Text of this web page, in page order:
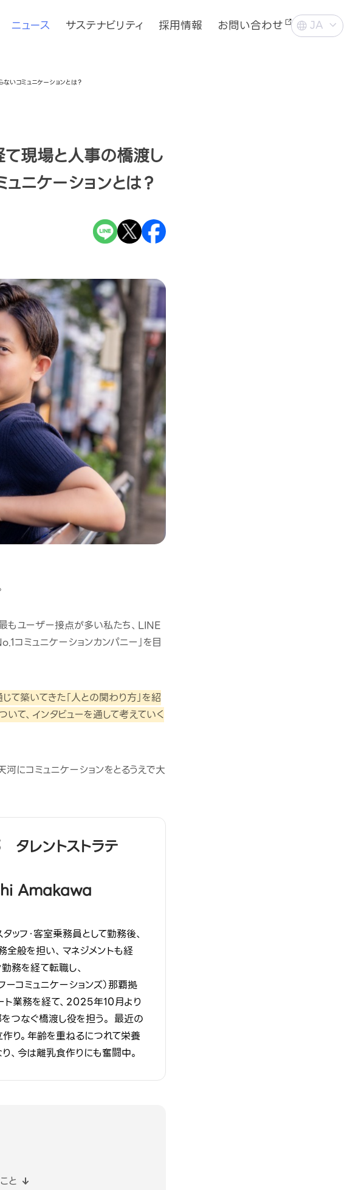
ニュース サステナビリティ 採用情報 お問い合わせ
いコミュニケーションとは？
現場と人事の橋渡し
ニケーションとは？
もユーザー接点が多い私たち、LINE
コミュニケーションカンパニー」を目
て築いてきた「人との関わり方」を紹
て、インタビューを通して考えていく
にコミュニケーションをとるうえで大
レントストラテ
Amakawa
ッフ・客室乗務員として勤務後、
般を担い、マネジメントも経
務を経て転職し、
コミュニケーションズ）那覇拠
ト業務を経て、2025年10月より
つなぐ橋渡し役を担う。 最近の
り。年齢を重ねるにつれて栄養
、今は離乳食作りにも奮闘中。
と